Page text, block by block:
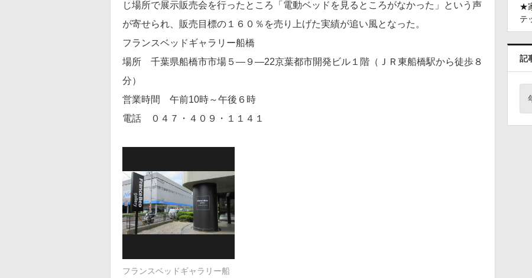
じ場所で展示販売会を行ったところ「電動ベッドを見るところがなかった」という声
が寄せられ、販売目標の１６０％を売り上げた実績が追い風となった。
フランスベッドギャラリー船橋
場所 千葉県船橋市市場５―９―22京葉都市開発ビル１階（ＪＲ東船橋駅から徒歩８
分）
営業時間 午前10時～午後６時
電話 ０４７・４０９・１１４１
フランスベッドギャラリー船
★
テ
記